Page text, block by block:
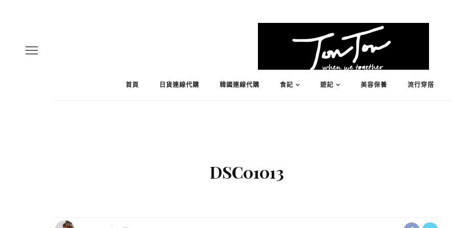
首頁 日貨連線代購 韓國連線代購 食記 遊記 美容保養 流行穿搭
DSC01013